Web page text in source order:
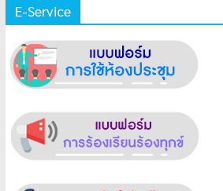
E-Service